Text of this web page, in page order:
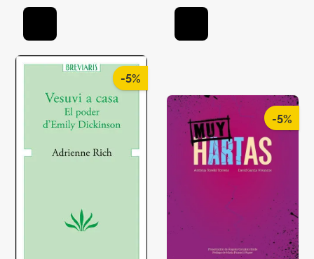
-5%
-5%